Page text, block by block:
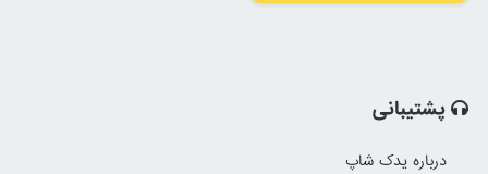
پشتیبانی
درباره یدک شاپ